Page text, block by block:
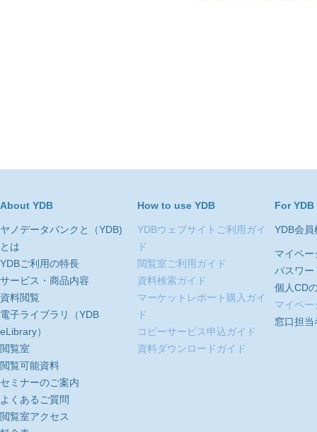
About YDB
ヤノデータバンクと（YDB)
とは
YDBご利用の特長
サービス・商品内容
資料閲覧
電子ライブラリ（YDB
eLibrary）
閲覧室
閲覧可能資料
セミナーのご案内
よくあるご質問
閲覧室アクセス
How to use YDB
YDBウェブサイトご利用ガイ
ド
閲覧室ご利用ガイド
資料検索ガイド
マーケットレポート購入ガイ
ド
コピーサービス申込ガイド
資料ダウンロードガイド
For
YDB会員
マイペー
パスワー
個人CD
マイペー
窓口担